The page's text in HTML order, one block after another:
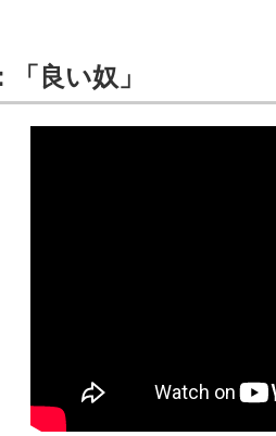
になるネットの話題
「良い奴」